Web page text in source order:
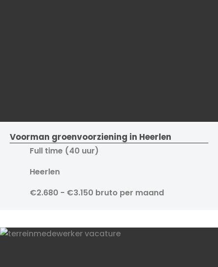
Voorman groenvoorziening in Heerlen
Full time (40 uur)
Heerlen
€2.680 - €3.150 bruto per maand